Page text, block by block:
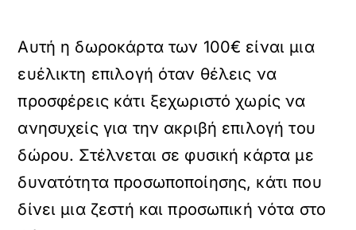
Αυτή η δωροκάρτα των 100€ είναι μια
ευέλικτη επιλογή όταν θέλεις να
προσφέρεις κάτι ξεχωριστό χωρίς να
ανησυχείς για την ακριβή επιλογή του
δώρου. Στέλνεται σε φυσική κάρτα με
δυνατότητα προσωποποίησης, κάτι που
δίνει μια ζεστή και προσωπική νότα στο